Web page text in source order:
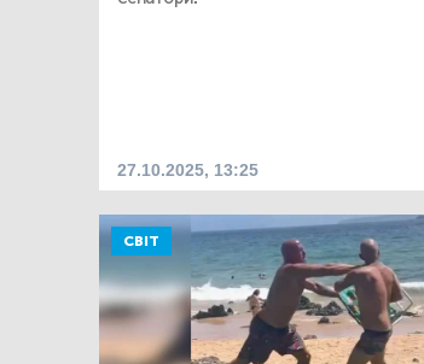
27.10.2025, 13:25
СВІТ